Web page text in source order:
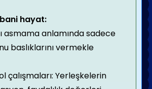
hayat:
asmama anlamında sadece
baslıklarını vermekle
çalışmaları: Yerleşkelerin